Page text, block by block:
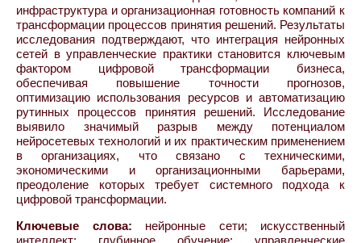
инфраструктура и организационная готовность компаний к
трансформации процессов принятия решений. Результаты
исследования подтверждают, что интеграция нейронных
сетей в управленческие практики становится ключевым
фактором цифровой трансформации бизнеса,
обеспечивая повышение точности прогнозов,
оптимизацию использования ресурсов и автоматизацию
рутинных процессов принятия решений. Исследование
выявило значимый разрыв между потенциалом
нейросетевых технологий и их практическим применением
в организациях, что связано с техническими,
экономическими и организационными барьерами,
преодоление которых требует системного подхода к
цифровой трансформации.
Ключевые слова: нейронные сети; искусственный
интеллект; глубинное обучение; управленческие